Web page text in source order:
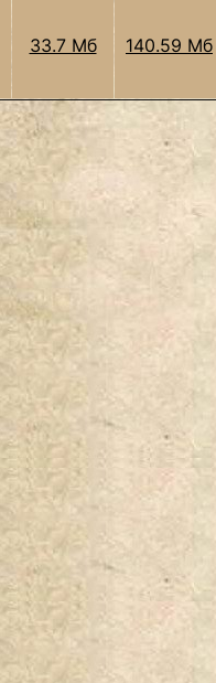
33.7 Мб 140.59 Мб